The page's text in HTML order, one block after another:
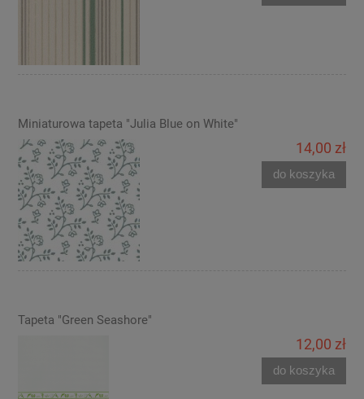
Miniaturowa tapeta "Julia Blue on White"
14,00 zł
do koszyka
Tapeta "Green Seashore"
12,00 zł
do koszyka